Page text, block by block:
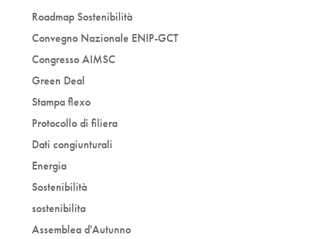
Roadmap Sostenibilità
Convegno Nazionale ENIP-GCT
Congresso AIMSC
Green Deal
Stampa flexo
Protocollo di filiera
Dati congiunturali
Energia
Sostenibilità
sostenibilita
Assemblea d'Autunno